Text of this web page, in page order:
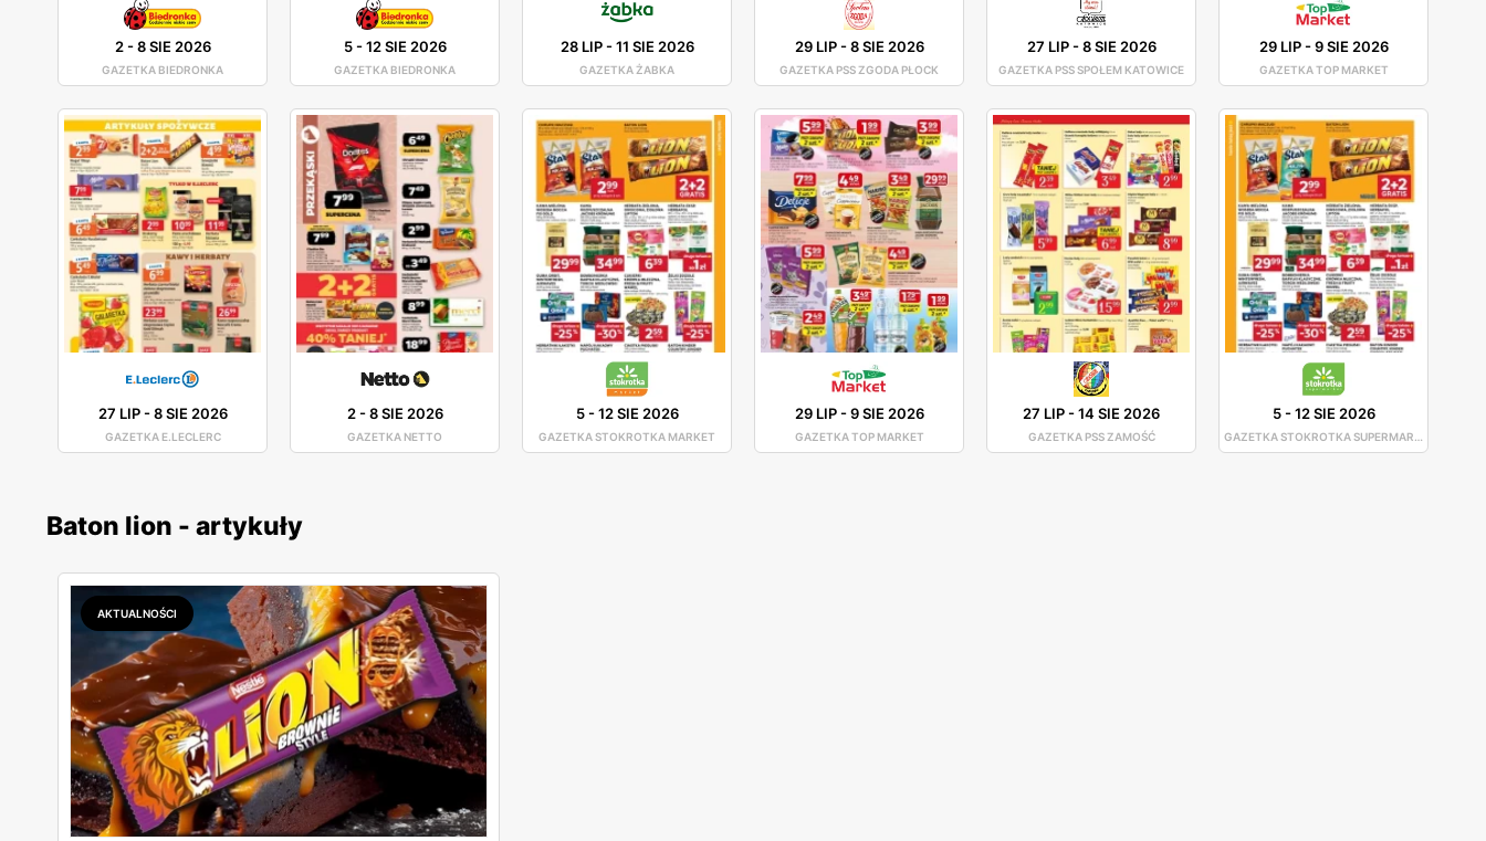
2-8 SIE 2026
GAZETKA BIEDRONKA
5-12 SIE 2026
GAZETKA BIEDRONKA
28 LIP-11 SIE 2026
GAZETKA ŻABKA
29 LIP-8 SIE 2026
GAZETKA PSS ZGODA PŁOCK
27 LIP-8 SIE 2026
GAZETKA PSS SPOŁEM KATOWICE
29 LIP-9 SIE 2026
GAZETKA TOP MARKET
27 LIP-8 SIE 2026
GAZETKA E.LECLERC
2-8 SIE 2026
GAZETKA NETTO
5-12 SIE 2026
GAZETKA STOKROTKA MARKET
29 LIP-9 SIE 2026
GAZETKA TOP MARKET
27 LIP-14 SIE 2026
GAZETKA PSS ZAMOŚĆ
5-12 SIE 2026
GAZETKA STOKROTKA SUPERMARKET
Baton lion - artykuły
AKTUALNOŚCI